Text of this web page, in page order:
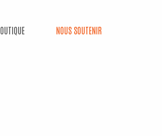
NOUS SOUTENIR